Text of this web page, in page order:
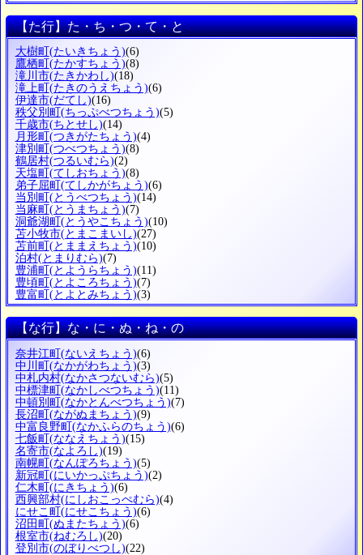
【た行】た・ち・つ・て・と
大樹町 (たいきちょう)(6)
鷹栖町 (たかすちょう)(8)
滝川市(たきかわし)(18)
滝上町 (たきのうえちょう)(6)
伊達市(だてし)(16)
秩父別町 (ちっぷべつちょう)(5)
千歳市(ちとせし)(14)
月形町 (つきがたちょう)(4)
津別町 (つべつちょう)(8)
鶴居村(つるいむら)(2)
天塩町 (てしおちょう)(8)
弟子屈町 (てしかがちょう)(6)
当別町 (とうべつちょう)(14)
当麻町 (とうまちょう)(7)
洞爺湖町 (とうやこちょう)(10)
苫小牧市(とまこまいし)(27)
苫前町 (とままえちょう)(10)
泊村(とまりむら)(7)
豊浦町 (とようらちょう)(11)
豊頃町 (とよころちょう)(7)
豊富町 (とよとみちょう)(3)
【な行】な・に・ぬ・ね・の
奈井江町 (ないえちょう)(6)
中川町 (なかがわちょう)(3)
中札内村(なかさつないむら)(5)
中標津町 (なかしべつちょう)(11)
中頓別町 (なかとんべつちょう)(7)
長沼町 (ながぬまちょう)(9)
中富良野町 (なかふらのちょう)(6)
七飯町 (ななえちょう)(15)
名寄市(なよろし)(19)
南幌町 (なんぽろちょう)(5)
新冠町 (にいかっぷちょう)(2)
仁木町 (にきちょう)(6)
西興部村(にしおこっぺむら)(4)
にせこ町 (にせこちょう)(6)
沼田町 (ぬまたちょう)(6)
根室市(ねむろし)(20)
登別市(のぼりべつし)(22)